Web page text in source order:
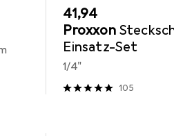
EUR
41,94
Proxxon
Einsatz-Set
1/4"
105